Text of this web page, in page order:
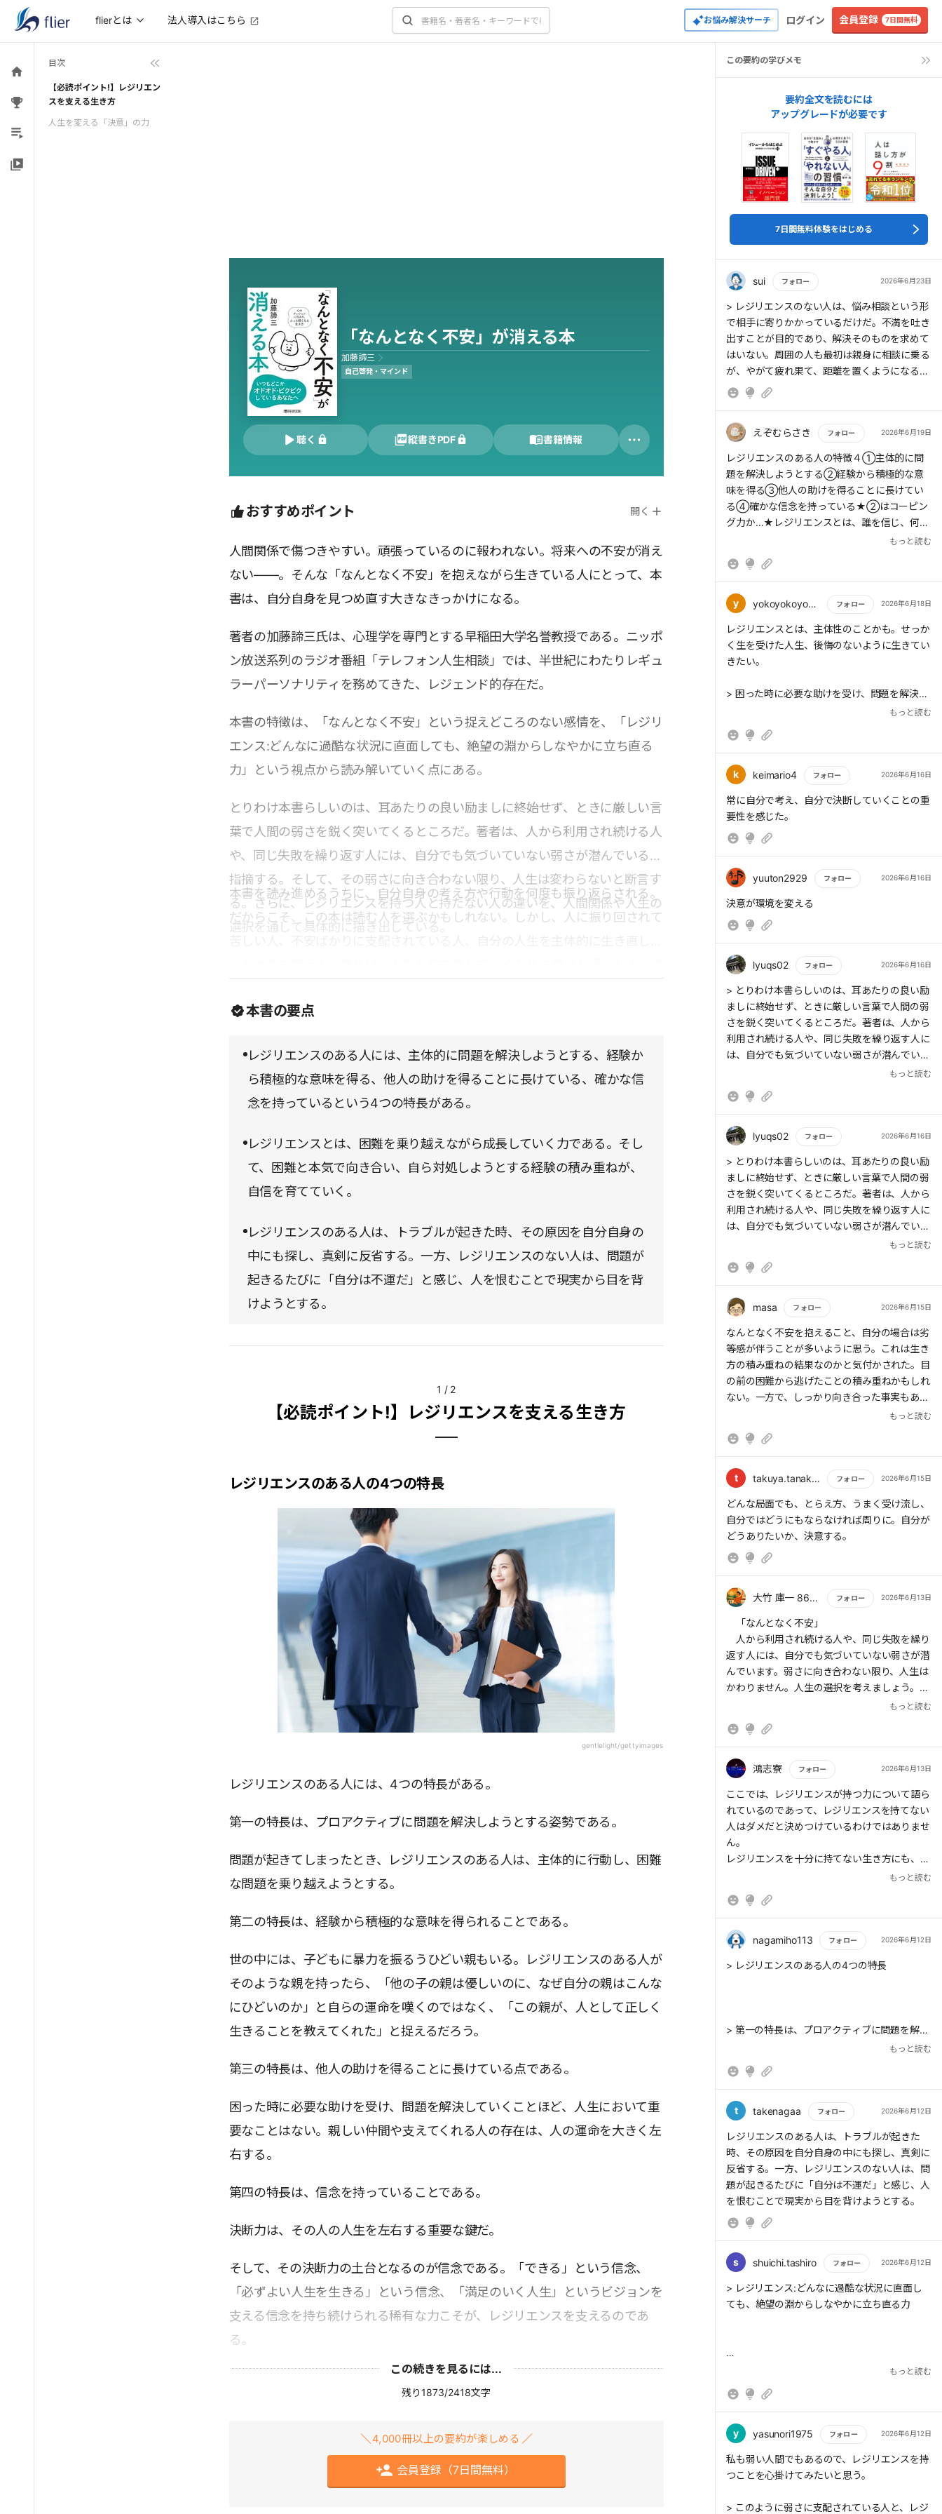
flierとは 法人導入はこちら お悩み解決サーチ ログイン 会員登録 7日間無料
目次
【必読ポイント!】レジリエン
スを支える生き方
人生を変える「決意」の力
「なんとなく不安」が消える本
加藤諦三
自己啓発・マインド
聴く 縦書きPDF 書籍情報
おすすめポイント 開く
人間関係で傷つきやすい。頑張っているのに報われない。将来への不安が消え
ない――。そんな「なんとなく不安」を抱えながら生きている人にとって、本
書は、自分自身を見つめ直す大きなきっかけになる。
著者の加藤諦三氏は、心理学を専門とする早稲田大学名誉教授である。ニッポ
ン放送系列のラジオ番組「テレフォン人生相談」では、半世紀にわたりレギュ
ラーパーソナリティを務めてきた、レジェンド的存在だ。
本書の特徴は、「なんとなく不安」という捉えどころのない感情を、「レジリ
エンス:どんなに過酷な状況に直面しても、絶望の淵からしなやかに立ち直る
力」という視点から読み解いていく点にある。
とりわけ本書らしいのは、耳あたりの良い励ましに終始せず、ときに厳しい言
葉で人間の弱さを鋭く突いてくるところだ。著者は、人から利用され続ける人
や、同じ失敗を繰り返す人には、自分でも気づいていない弱さが潜んでいると
指摘する。そして、その弱さに向き合わない限り、人生は変わらないと断言す
る。さらに、レジリエンスを持つ人と持たない人の違いを、人間関係や人生の
選択を通して具体的に描き出している。
本書を読み進めるうちに、自分自身の考え方や行動を何度も振り返らされる。
だからこそ、この本は読む人を選ぶかもしれない。しかし、人に振り回されて
本書の要点
レジリエンスのある人には、主体的に問題を解決しようとする、経験か
ら積極的な意味を得る、他人の助けを得ることに長けている、確かな信
念を持っているという4つの特長がある。
レジリエンスとは、困難を乗り越えながら成長していく力である。そし
て、困難と本気で向き合い、自ら対処しようとする経験の積み重ねが、
自信を育てていく。
レジリエンスのある人は、トラブルが起きた時、その原因を自分自身の
中にも探し、真剣に反省する。一方、レジリエンスのない人は、問題が
起きるたびに「自分は不運だ」と感じ、人を恨むことで現実から目を背
けようとする。
1 / 2
【必読ポイント!】レジリエンスを支える生き方
レジリエンスのある人の4つの特長
gentlelight/gettyimages
レジリエンスのある人には、4つの特長がある。
第一の特長は、プロアクティブに問題を解決しようとする姿勢である。
問題が起きてしまったとき、レジリエンスのある人は、主体的に行動し、困難
な問題を乗り越えようとする。
第二の特長は、経験から積極的な意味を得られることである。
世の中には、子どもに暴力を振るうひどい親もいる。レジリエンスのある人が
そのような親を持ったら、「他の子の親は優しいのに、なぜ自分の親はこんな
にひどいのか」と自らの運命を嘆くのではなく、「この親が、人として正しく
生きることを教えてくれた」と捉えるだろう。
第三の特長は、他人の助けを得ることに長けている点である。
困った時に必要な助けを受け、問題を解決していくことほど、人生において重
要なことはない。親しい仲間や支えてくれる人の存在は、人の運命を大きく左
右する。
第四の特長は、信念を持っていることである。
決断力は、その人の人生を左右する重要な鍵だ。
そして、その決断力の土台となるのが信念である。「できる」という信念、
「必ずよい人生を生きる」という信念、「満足のいく人生」というビジョンを
支える信念を持ち続けられる稀有な力こそが、レジリエンスを支えるのであ
る。
この続きを見るには...
残り1873/2418文字
4,000冊以上の要約が楽しめる
会員登録（7日間無料）
この要約の学びメモ
要約全文を読むには
アップグレードが必要です
7日間無料体験をはじめる
sui フォロー 2026年6月23日
もっと読む
> レジリエンスのない人は、悩み相談という形
で相手に寄りかかっているだけだ。不満を吐き
出すことが目的であり、解決そのものを求めて
はいない。周囲の人も最初は親身に相談に乗る
が、やがて疲れ果て、距離を置くようになる。
えぞむらさき フォロー 2026年6月19日
もっと読む
レジリエンスのある人の特徴４①主体的に問
題を解決しようとする②経験から積極的な意
味を得る③他人の助けを得ることに長けてい
る④確かな信念を持っている★②はコーピン
グ力か…★レジリエンスとは、誰を信じ、何を
求め、何を恐れて生きてきたのか そうした価
る★ひどい扱いを受ける人には「弱さ」があり
われない★★孤独は全てのズルい人間のカモ
姿勢では、人はいつまでも本当の自信を得られ
ない★トラブルの中に、自分の弱さがどのよう
に関わっていたのかを振り返ることが重要★
もっと読む
y yokoyokoyoko1981 フォロー 2026年6月18日
もっと読む
レジリエンスとは、主体性のことかも。せっか
く生を受けた人生、後悔のないように生きてい
きたい。
> 困った時に必要な助けを受け、問題を解決し
ていくことほど、人生において重要なことはな
の運命を大きく左右する
>決断力は、その人の人生を左右する重要な鍵
そして、その決断力の土台となるのが信念であ
る。「できる」という信念、「必ずよい人生を
生きる」という信念、「満足のいく人生」とい
うビジョンを支える信念を持ち続けられる稀有
な力こそが、レジリエンスを支える
> そのような事態に至った原因を自分自身の中
にも探し、真剣に反省することである。レジリ
もっと読む
k keimario4 フォロー 2026年6月16日
もっと読む
常に自分で考え、自分で決断していくことの重
要性を感じた。
yuuton2929 フォロー 2026年6月16日
もっと読む
決意が環境を変える
lyuqs02 フォロー 2026年6月16日
もっと読む
> とりわけ本書らしいのは、耳あたりの良い励
ましに終始せず、ときに厳しい言葉で人間の弱
さを鋭く突いてくるところだ。著者は、人から
利用され続ける人や、同じ失敗を繰り返す人に
は、自分でも気づいていない弱さが潜んでいる
と指摘する。そして、その弱さに向き合わない
レジリエンスを持つ人と持たない人の違いを、
している
もっと読む
lyuqs02 フォロー 2026年6月16日
もっと読む
> とりわけ本書らしいのは、耳あたりの良い励
ましに終始せず、ときに厳しい言葉で人間の弱
さを鋭く突いてくるところだ。著者は、人から
利用され続ける人や、同じ失敗を繰り返す人に
は、自分でも気づいていない弱さが潜んでいる
と指摘する。そして、その弱さに向き合わない
レジリエンスを持つ人と持たない人の違いを、
している
もっと読む
masa フォロー 2026年6月15日
もっと読む
なんとなく不安を抱えること、自分の場合は劣
等感が伴うことが多いように思う。これは生き
方の積み重ねの結果なのかと気付かされた。目
の前の困難から逃げたことの積み重ねかもしれ
ない。一方で、しっかり向き合った事実もあ
る。過去を悔やまず、これからを生きる姿勢も
もっと読む
t takuya.tanaka1976 フォロー 2026年6月15日
もっと読む
どんな局面でも、とらえ方、うまく受け流し、
自分ではどうにもならなければ周りに。自分が
どうありたいか、決意する。
大竹 庫一 860×Kura フォロー 2026年6月13日
もっと読む
「なんとなく不安」
人から利用され続ける人や、同じ失敗を繰り
返す人には、自分でも気づいていない弱さが潜
んでいます。弱さに向き合わない限り、人生は
かわりません。人生の選択を考えましょう。
がいます。レジリエンスのある人がそのような
ぜ自分の親はこんなにひどいのか」と自らの運
く生きることを教えてくれた」と捉えます。
さあ、全力で目の前にいる人の「今ここ」を
一所懸命に応援していきましょう。
もっと読む
鴻志寮 フォロー 2026年6月13日
もっと読む
ここでは、レジリエンスが持つ力について語ら
れているのであって、レジリエンスを持てない
人はダメだと決めつけているわけではありませ
ん。
レジリエンスを十分に持てない生き方にも、視
点を変えれば、立ち止まったり悩んだりする経
は、意識して身につけるというより、さまざま
くものなのかもしれません。過去を振り返った
うな力なのだと思います。一方で、主体的に問
れたことは、自分の人生を支える新たな力を得
もっと読む
nagamiho113 フォロー 2026年6月12日
もっと読む
> レジリエンスのある人の4つの特長
> 第一の特長は、プロアクティブに問題を解決
> 第二の特長は、経験から積極的な意味を得ら
> 第三の特長は、他人の助けを得ることに長け
ている点である。
> 第四の特長は、信念を持っていることであ
る。
もっと読む
t takenagaa フォロー 2026年6月12日
もっと読む
レジリエンスのある人は、トラブルが起きた
時、その原因を自分自身の中にも探し、真剣に
反省する。一方、レジリエンスのない人は、問
題が起きるたびに「自分は不運だ」と感じ、人
を恨むことで現実から目を背けようとする。
s shuichi.tashiro フォロー 2026年6月12日
もっと読む
> レジリエンス:どんなに過酷な状況に直面し
ても、絶望の淵からしなやかに立ち直る力
> レジリエンスのある人には、主体的に問題を
る、他人の助けを得ることに長けている、確か
> レジリエンスがある人の「4つの特長」のう
もっと読む
y yasunori1975 フォロー 2026年6月12日
もっと読む
私も弱い人間でもあるので、レジリエンスを持
つことを心掛けてみたいと思う。
> このように弱さに支配されている人と、レジ